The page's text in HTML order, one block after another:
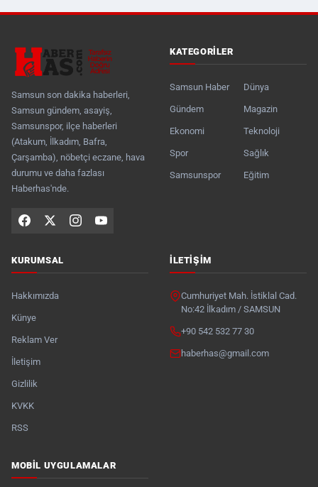
Samsun son dakika haberleri,
Samsun gündem, asayiş,
Samsunspor, ilçe haberleri
(Atakum, İlkadım, Bafra,
Çarşamba), nöbetçi eczane, hava
durumu ve daha fazlası
Haberhas'nde.
KATEGORILER
Samsun Haber
Gündem
Ekonomi
Spor
Samsunspor
Dünya
Magazin
Teknoloji
Sağlık
Eğitim
KURUMSAL
Hakkımızda
Künye
Reklam Ver
İletişim
Gizlilik
KVKK
RSS
İLETIŞIM
Cumhuriyet Mah. İstiklal Cad.
No:42 İlkadım / SAMSUN
+90 542 532 77 30
haberhas@gmail.com
MOBIL UYGULAMALAR